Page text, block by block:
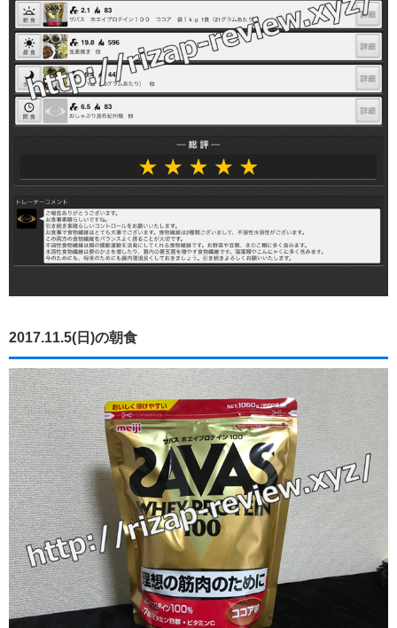
2017.11.5(日)の朝食